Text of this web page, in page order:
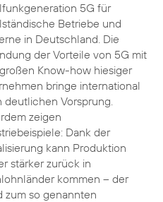
5G für
Betriebe und
in Deutschland. Die
der Vorteile von 5G mit
Know-how hiesiger
bringe international
deutlichen Vorsprung.
zeigen
Dank der
kann Produktion
stärker zurück in
kommen – der
zum so genannten